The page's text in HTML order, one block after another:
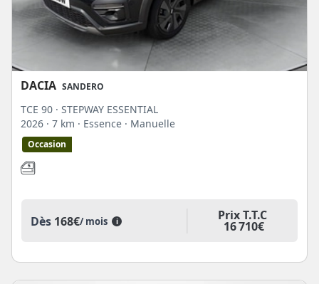
DACIA SANDERO
TCE 90 · STEPWAY ESSENTIAL
2026 · 7 km · Essence · Manuelle
Occasion
Dès 168€/ mois i Prix T.T.C
16 710€